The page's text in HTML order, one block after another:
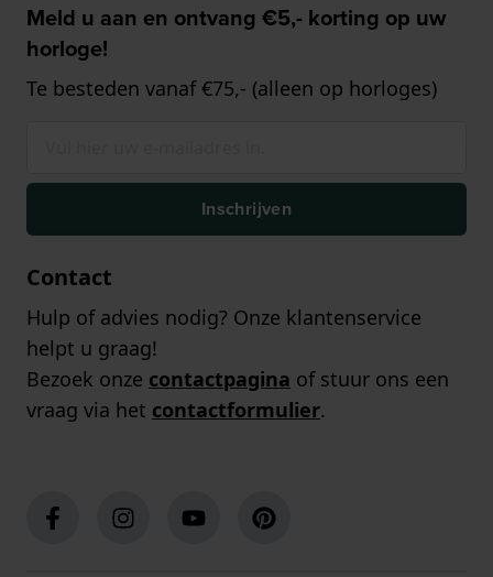
Meld u aan en ontvang €5,- korting op uw
horloge!
Te besteden vanaf €75,- (alleen op horloges)
Inschrijven
Contact
Hulp of advies nodig? Onze klantenservice
helpt u graag!
Bezoek onze contactpagina of stuur ons een
vraag via het contactformulier.